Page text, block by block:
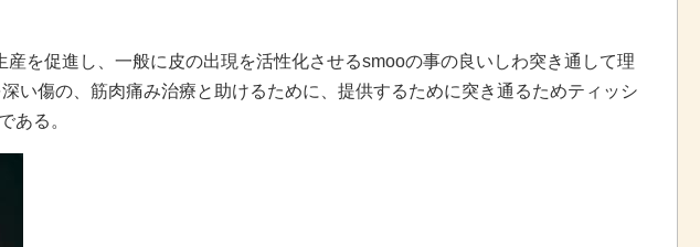
を促進し、一般に皮の出現を活性化させるsmooの事の良いしわ突き通して理
い傷の、筋肉痛み治療と助けるために、提供するために突き通るためティッシ
ある。